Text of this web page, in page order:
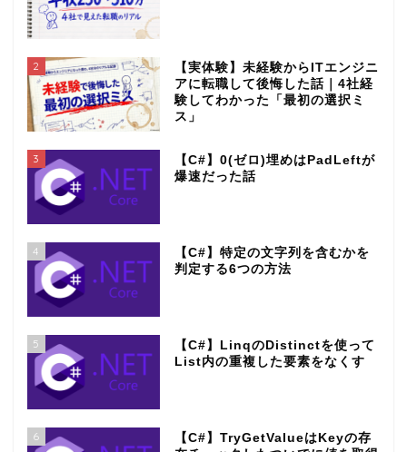
2
【実体験】未経験からITエンジニ
アに転職して後悔した話｜4社経
験してわかった「最初の選択ミ
ス」
3
【C#】0(ゼロ)埋めはPadLeftが
爆速だった話
4
【C#】特定の文字列を含むかを
判定する6つの方法
5
【C#】LinqのDistinctを使って
List内の重複した要素をなくす
6
【C#】TryGetValueはKeyの存